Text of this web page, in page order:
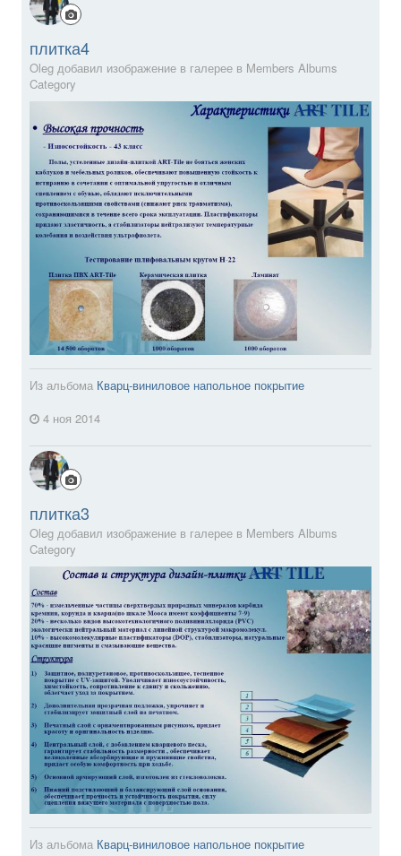
плитка4
Oleg добавил изображение в галерее в Members Albums
Category
Из альбома Кварц-виниловое напольное покрытие
4 ноя 2014
плитка3
Oleg добавил изображение в галерее в Members Albums
Category
Из альбома Кварц-виниловое напольное покрытие